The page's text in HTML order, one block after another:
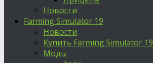
Новости
Farming Simulator 19
Новости
Купить Farming Simulator 19
Моды